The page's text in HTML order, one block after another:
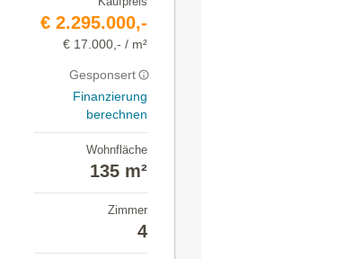
€ 2.295.000,-
€ 17.000,- / m²
Gesponsert
Finanzierung
berechnen
Wohnfläche
135 m²
Zimmer
4